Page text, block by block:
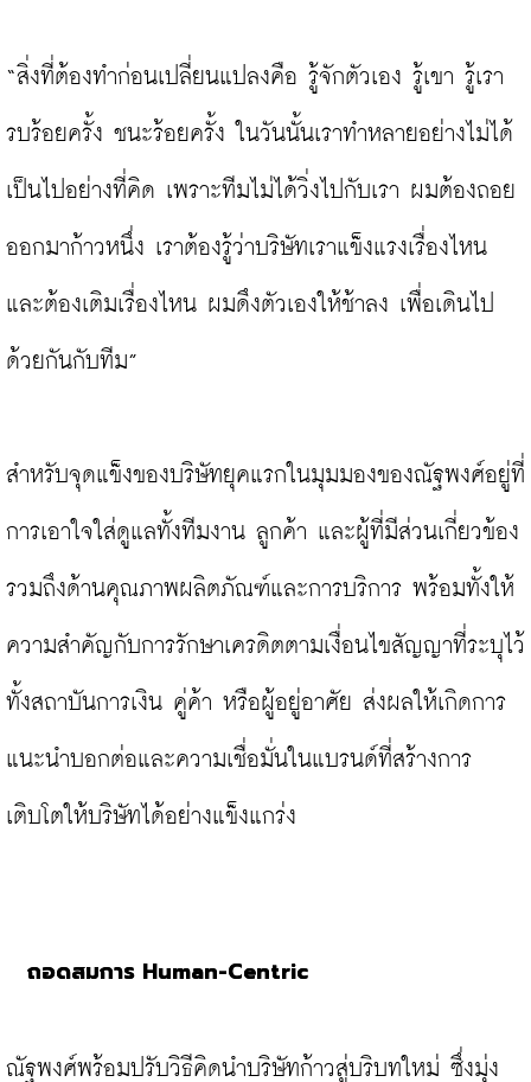
“สิ่งที่ต้องทำก่อนเปลี่ยนแปลงคือ รู้จักตัวเอง รู้เขา รู้เรา
รบร้อยครั้ง ชนะร้อยครั้ง ในวันนั้นเราทำหลายอย่างไม่ได้
เป็นไปอย่างที่คิด เพราะทีมไม่ได้วิ่งไปกับเรา ผมต้องถอย
ออกมาก้าวหนึ่ง เราต้องรู้ว่าบริษัทเราแข็งแรงเรื่องไหน
และต้องเติมเรื่องไหน ผมดึงตัวเองให้ช้าลง เพื่อเดินไป
ด้วยกันกับทีม”
สำหรับจุดแข็งของบริษัทยุคแรกในมุมมองของณัฐพงศ์อยู่ที่
การเอาใจใส่ดูแลทั้งทีมงาน ลูกค้า และผู้ที่มีส่วนเกี่ยวข้อง
รวมถึงด้านคุณภาพผลิตภัณฑ์และการบริการ พร้อมทั้งให้
ความสำคัญกับการรักษาเครดิตตามเงื่อนไขสัญญาที่ระบุไว้
ทั้งสถาบันการเงิน คู่ค้า หรือผู้อยู่อาศัย ส่งผลให้เกิดการ
แนะนำบอกต่อและความเชื่อมั่นในแบรนด์ที่สร้างการ
เติบโตให้บริษัทได้อย่างแข็งแกร่ง
ถอดสมการ Human-Centric
ณัฐพงศ์พร้อมปรับวิธีคิดนำบริษัทก้าวสู่บริบทใหม่ ซึ่งมุ่ง